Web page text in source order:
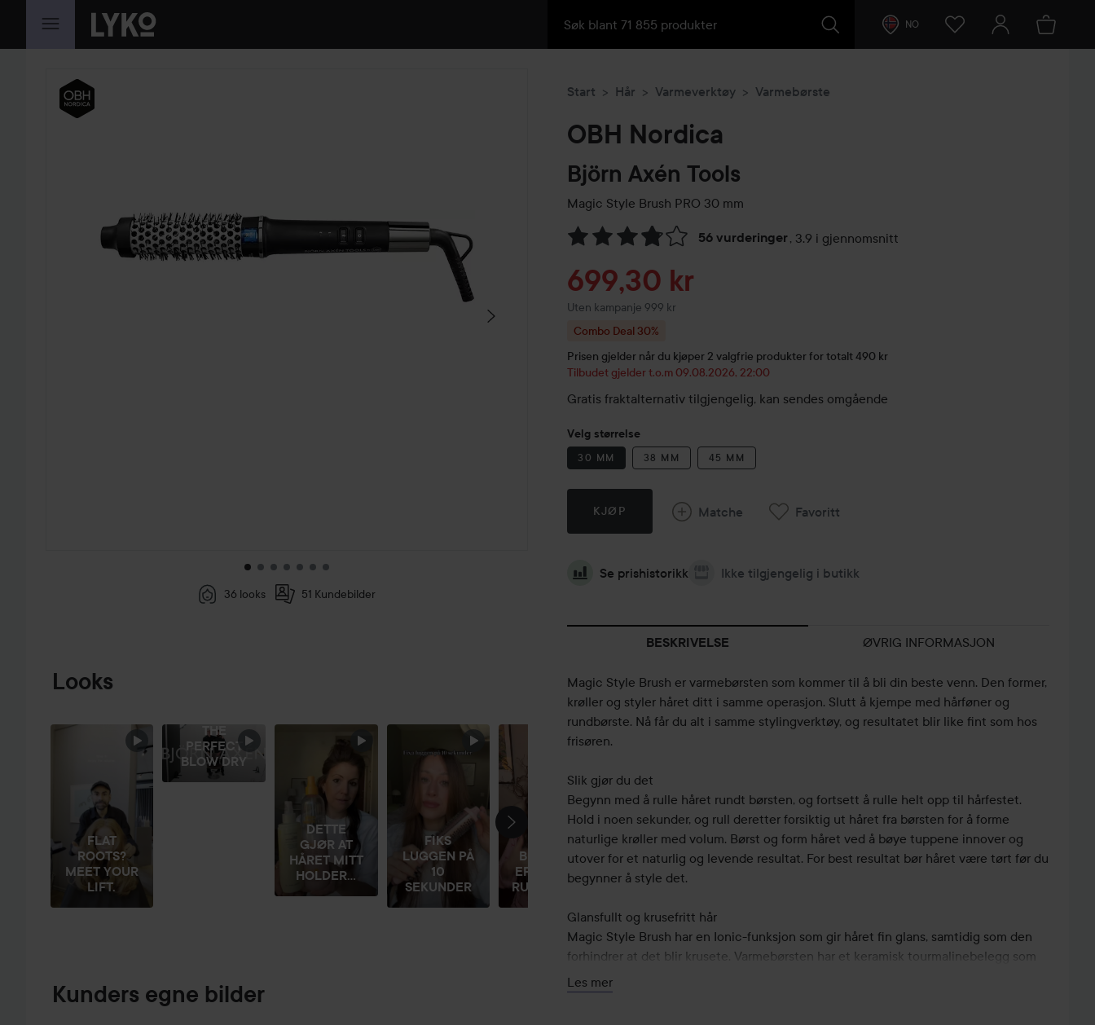
GÅ TIL INNHOLD NO
HOPP OVER SEKSJON
36 looks 51 Kundebilder
Looks
HOPP OVER SEKSJON
FLAT
ROOTS?
MEET YOUR
LIFT.
THE
PERFECT
BLOW DRY
DETTE
GJØR AT
HÅRET MITT
HOLDER...
FIKS
LUGGEN PÅ
10
SEKUNDER
BLOWOUT-
EFFEKT MED
RUNDBØRSTE
ULTIMATE
VOLUME
COMBO
GJENOPPRETTER
PAMELA
ANDERS...
PICK THE
RIGHT SIZE
FOR YOUR...
VANSKELIG
Å KRØLLE
HÅRET...
Kunders egne bilder
Start Hår Varmeverktøy Varmebørste
OBH Nordica
Björn Axén Tools
Magic Style Brush PRO 30 mm
56 vurderinger, 3.9 i gjennomsnitt
Gå til Vurderinger & anmeldelser
Tilbudspris
699,30 kr
Uten kampanje 999 kr
Combo Deal 30%
Prisen gjelder når du kjøper 2 valgfrie produkter for totalt 490 kr
Tilbudet gjelder t.o.m 09.08.2026, 22:00
Gratis fraktalternativ tilgjengelig, kan sendes omgående
Velg størrelse
30 MM 38 MM 45 MM
KJØP Matche Favoritt
Se prishistorikk Ikke tilgjengelig i butikk
BESKRIVELSE ØVRIG INFORMASJON
Magic Style Brush er varmebørsten som kommer til å bli din beste venn. Den former,
krøller og styler håret ditt i samme operasjon. Slutt å kjempe med hårføner og
rundbørste. Nå får du alt i samme stylingverktøy, og resultatet blir like fint som hos
frisøren.
Slik gjør du det
Begynn med å rulle håret rundt børsten, og fortsett å rulle helt opp til hårfestet.
Hold i noen sekunder, og rull deretter forsiktig ut håret fra børsten for å forme
naturlige krøller med volum. Børst og form håret ved å bøye tuppene innover og
utover for et naturlig og levende resultat. For best resultat bør håret være tørt før du
begynner å style det.
Glansfullt og krusefritt hår
Magic Style Brush har en Ionic-funksjon som gir håret fin glans, samtidig som den
forhindrer at det blir krusete. Varmebørsten har et keramisk tourmalinebelegg som
reduserer slitasjen på håret. Magic Style Brush har to varmenivåer, den slår seg av
automatisk etter 30 minutter hvis du glemmer å gjøre det, og med den tre meter
Les mer